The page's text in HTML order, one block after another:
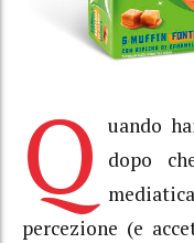
Q
uando
dopo
percezione (e